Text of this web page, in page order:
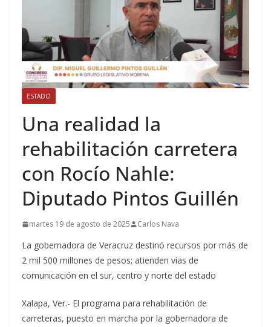
ESTADO
Una realidad la
rehabilitación carretera
con Rocío Nahle:
Diputado Pintos Guillén
martes 19 de agosto de 2025 Carlos Nava
La gobernadora de Veracruz destinó recursos por más de
2 mil 500 millones de pesos; atienden vías de
comunicación en el sur, centro y norte del estado
Xalapa, Ver.- El programa para rehabilitación de
carreteras, puesto en marcha por la gobernadora de